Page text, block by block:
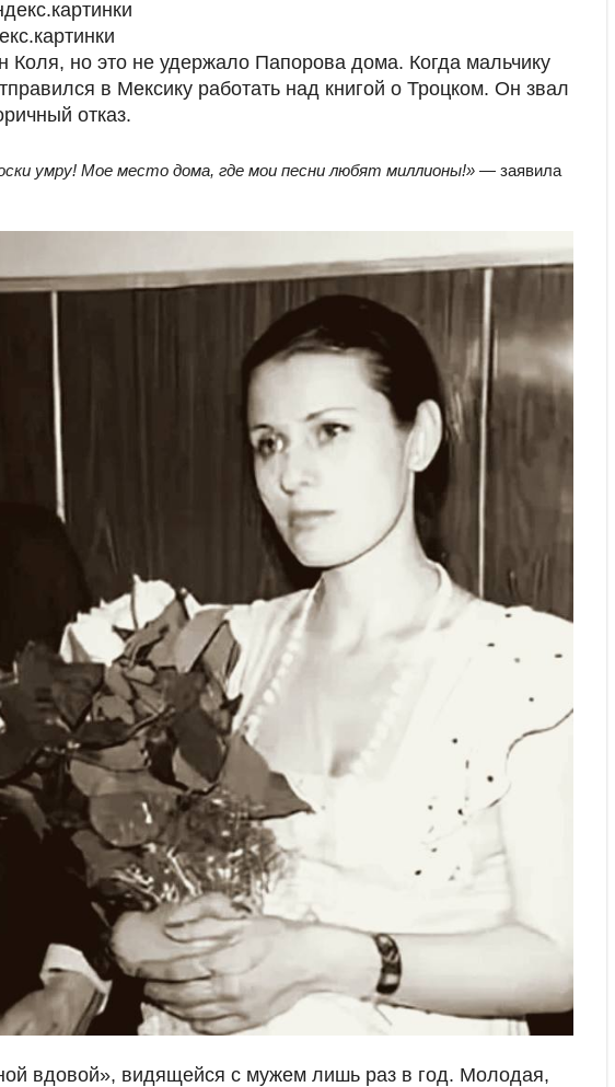
Коля, но это не удержало Папорова дома. Когда мальчику
в Мексику работать над книгой о Троцком. Он звал
отказ.
умру! Мое место дома, где мои песни любят миллионы!» — заявила
вдовой», видящейся с мужем лишь раз в год. Молодая,